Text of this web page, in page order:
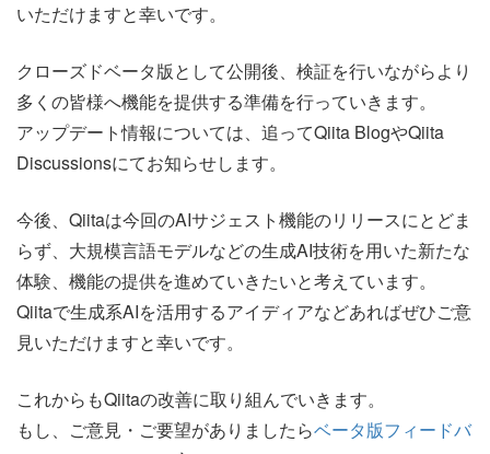
いただけますと幸いです。
クローズドベータ版として公開後、検証を行いながらより
多くの皆様へ機能を提供する準備を行っていきます。
アップデート情報については、追ってQiita BlogやQiita
Discussionsにてお知らせします。
今後、Qiitaは今回のAIサジェスト機能のリリースにとどま
らず、大規模言語モデルなどの生成AI技術を用いた新たな
体験、機能の提供を進めていきたいと考えています。
Qiitaで生成系AIを活用するアイディアなどあればぜひご意
見いただけますと幸いです。
これからもQiitaの改善に取り組んでいきます。
もし、ご意見・ご要望がありましたらベータ版フィードバ